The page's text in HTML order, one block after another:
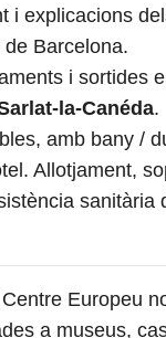
i explicacions
Barcelona.
i sortides
la-Canéda.
amb bany /
Allotjament,
sanitària
Europeu
a museus,